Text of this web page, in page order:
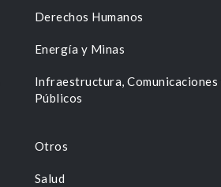
Derechos Humanos
Energía y Minas
Infraestructura, Comunicaciones
Públicos
Otros
Salud